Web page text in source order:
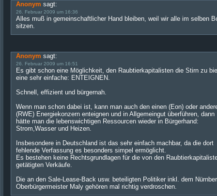
Anonym sagt:
26. Februar 2009 um 16:36
Alles muß in gemeinschaftlicher Hand bleiben, weil wir alle im selben
sitzen.
Anonym sagt:
26. Februar 2009 um 16:51
Es gibt schon eine Möglichkeit, den Raubtierkapitalisten die Stirn zu
eine sehr einfache: ENTEIGNEN.
Schnell, effizient und bürgernah.
Wenn man schon dabei ist, kann man auch den einen (Eon) oder
(RWE) Energiekonzern enteignen und in Allgemeingut überführen, dann
hätte man die lebenswichtigen Ressourcen wieder in Bürgerhand:
Strom,Wasser und Heizen.
Insbesondere in Deutschland ist das sehr einfach machbar, da die dort
fehlende Verfassung es besonders simpel ermöglicht.
Es bestehen keine Rechtsgrundlagen für die von den
getätigten Verkäufe.
Die an den Sale-Lease-Back usw. beteiligten Politiker inkl. dem
Oberbürgermeister Maly gehören mal richtig verdroschen.